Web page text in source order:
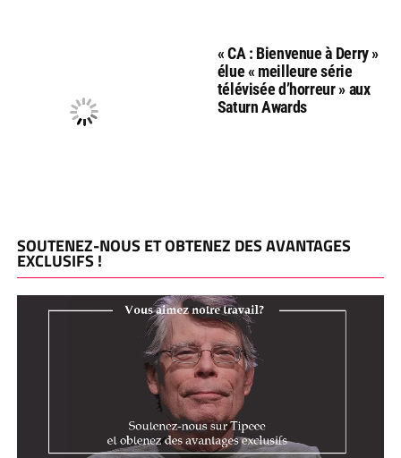
« CA : Bienvenue à Derry »
élue « meilleure série
télévisée d’horreur » aux
Saturn Awards
SOUTENEZ-NOUS ET OBTENEZ DES AVANTAGES
EXCLUSIFS !